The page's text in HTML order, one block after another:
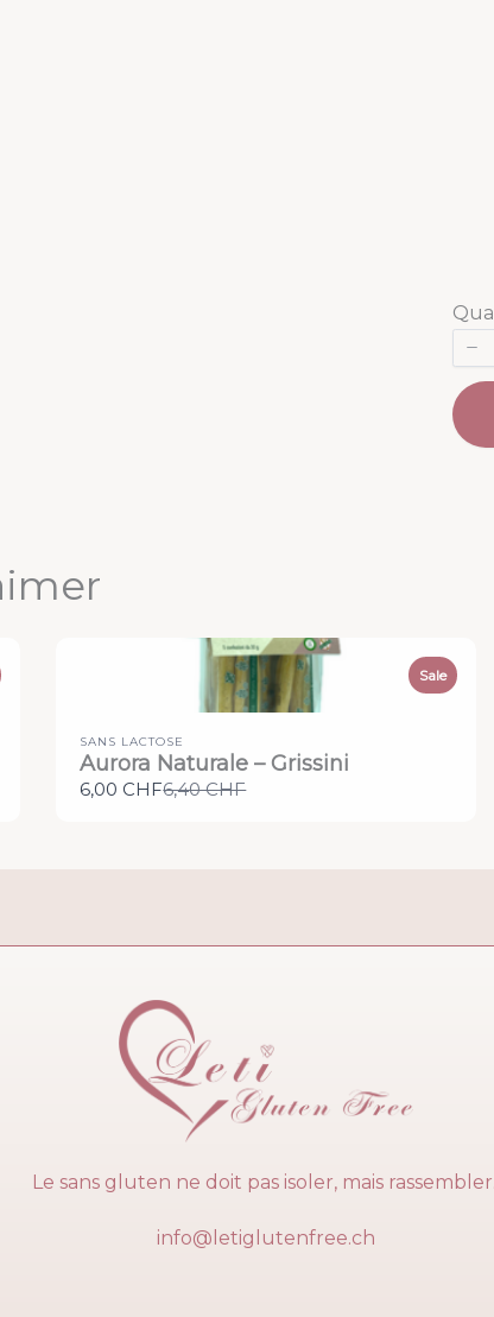
Sale
SANS LACTOSE
Aurora Naturale – Grissini
6,00 CHFCompare
to
6,40 CHF
Le sans gluten ne doit pas isoler, mais rassembler.
info@letiglutenfree.ch